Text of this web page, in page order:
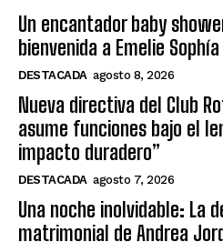
Un encantador baby
bienvenida a Emelie Sophía
DESTACADA agosto 8, 2026
Nueva directiva del Club
asume funciones bajo el
impacto duradero”
DESTACADA agosto 7, 2026
Una noche inolvidable: La
matrimonial de Andrea